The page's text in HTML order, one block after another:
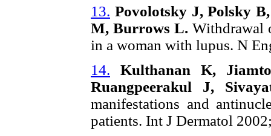
13. Povolotsky J, Polsky
M, Burrows L. Withdrawal
in a woman with lupus. N
14.
Kulthanan K,
Ruangpeerakul J,
manifestations and
patients. Int J Dermatol